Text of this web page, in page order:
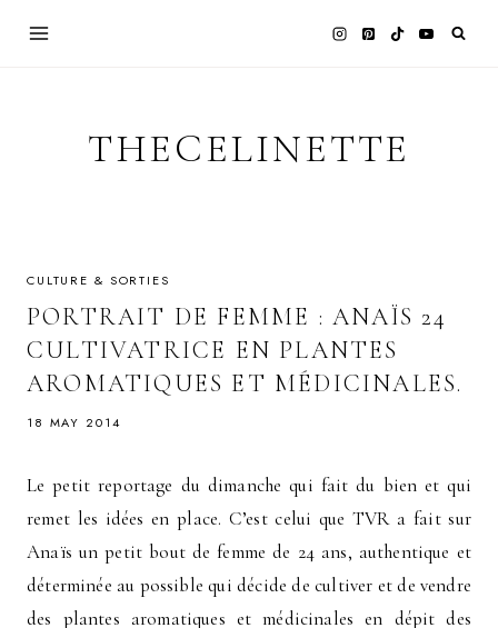
THECELINETTE
CULTURE & SORTIES
PORTRAIT DE FEMME : ANAÏS 24
CULTIVATRICE EN PLANTES
AROMATIQUES ET MÉDICINALES.
18 MAY 2014
Le petit reportage du dimanche qui fait du bien et qui
remet les idées en place. C’est celui que TVR a fait sur
Anaïs un petit bout de femme de 24 ans, authentique et
déterminée au possible qui décide de cultiver et de vendre
des plantes aromatiques et médicinales en dépit des